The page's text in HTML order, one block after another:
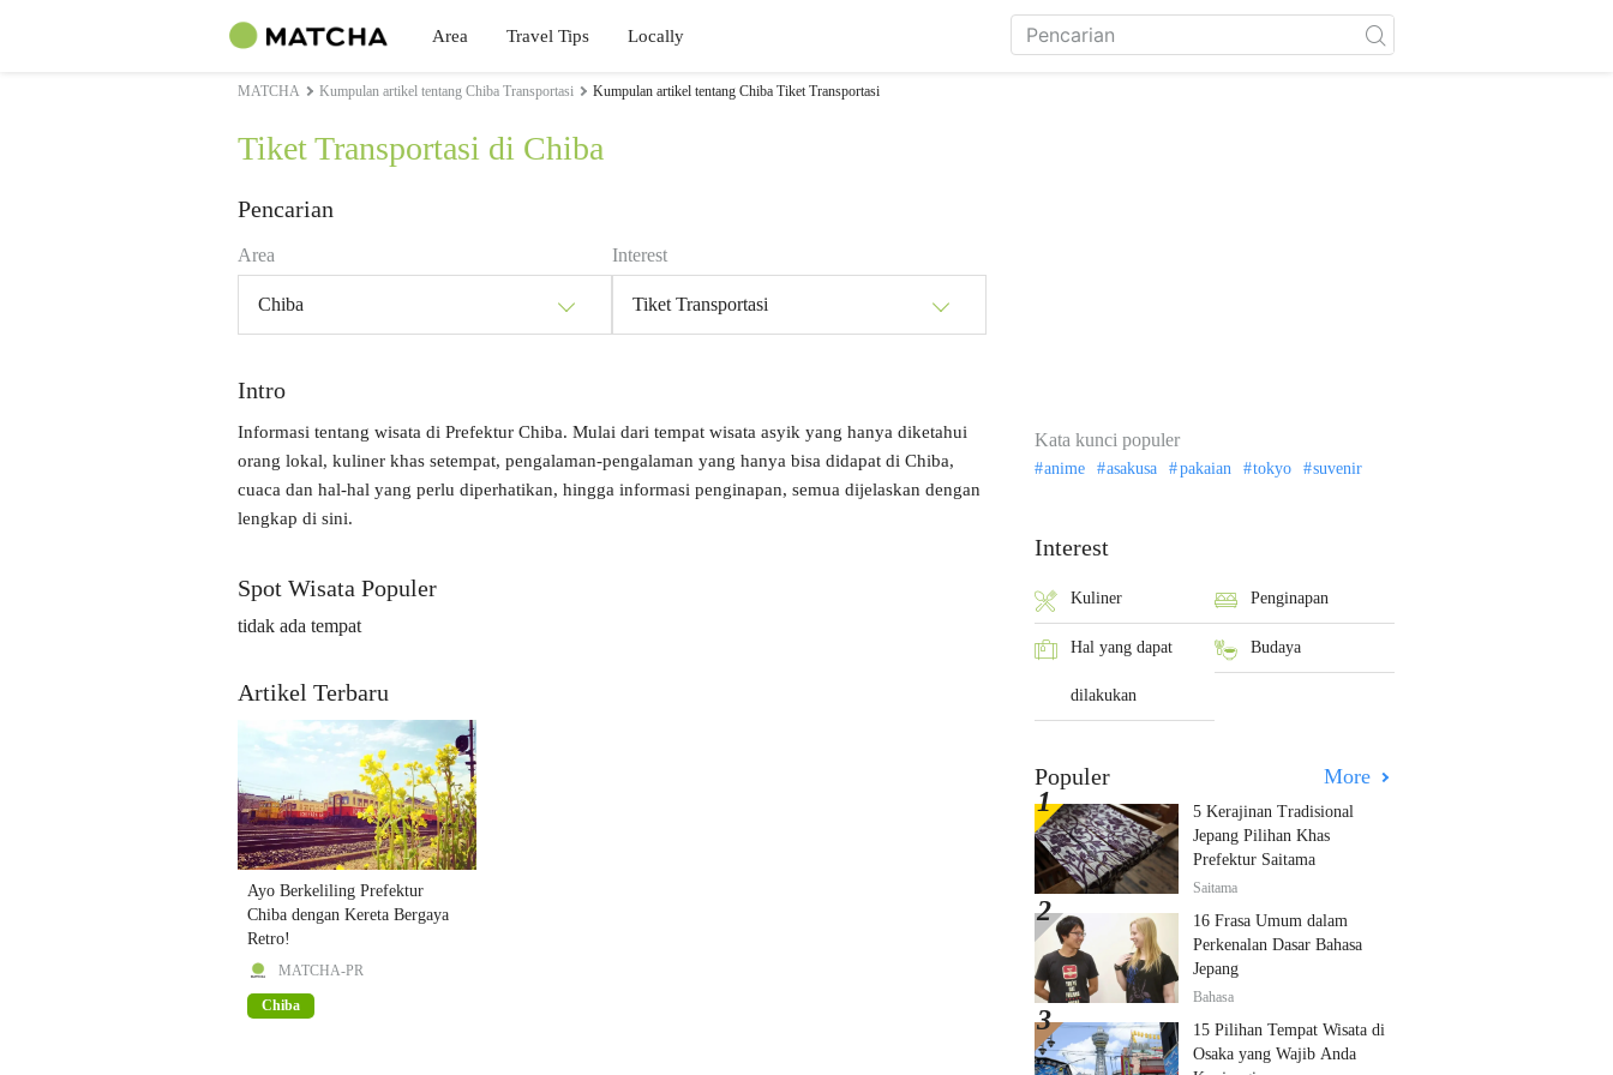
Area Travel Tips Locally
MATCHA Kumpulan artikel tentang Chiba Transportasi Kumpulan artikel tentang Chiba Tiket Transportasi
Tiket Transportasi di Chiba
Pencarian
Area
Chiba
Interest
Tiket Transportasi
Intro
Informasi tentang wisata di Prefektur Chiba. Mulai dari tempat wisata asyik yang hanya diketahui
orang lokal, kuliner khas setempat, pengalaman-pengalaman yang hanya bisa didapat di Chiba,
cuaca dan hal-hal yang perlu diperhatikan, hingga informasi penginapan, semua dijelaskan dengan
lengkap di sini.
Spot Wisata Populer
tidak ada tempat
Artikel Terbaru
Ayo Berkeliling Prefektur
Chiba dengan Kereta Bergaya
Retro!
MATCHA-PR
Chiba
Kata kunci populer
anime asakusa pakaian tokyo suvenir
Interest
Kuliner Penginapan
Hal yang dapat
dilakukan
Budaya
Populer More
5 Kerajinan Tradisional
Jepang Pilihan Khas
Prefektur Saitama
Saitama
16 Frasa Umum dalam
Perkenalan Dasar Bahasa
Jepang
Bahasa
15 Pilihan Tempat Wisata di
Osaka yang Wajib Anda